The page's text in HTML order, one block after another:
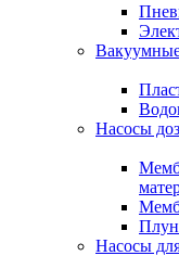
Насосы
Насосы